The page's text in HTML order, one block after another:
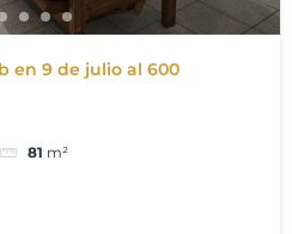
en 9 de julio al 600
81 m²